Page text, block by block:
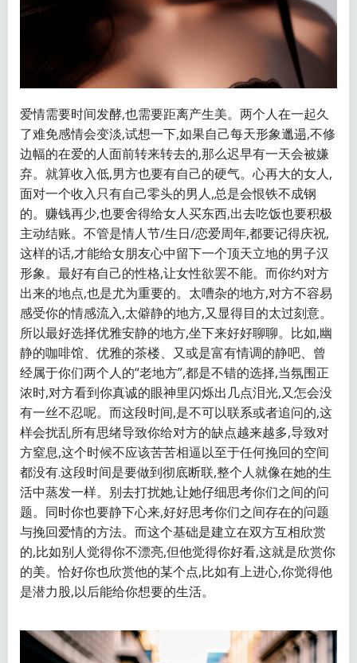
爱情需要时间发酵,也需要距离产生美。两个人在一起久
了难免感情会变淡,试想一下,如果自己每天形象邋遢,不修
边幅的在爱的人面前转来转去的,那么迟早有一天会被嫌
弃。就算收入低,男方也要有自己的硬气。心再大的女人,
面对一个收入只有自己零头的男人,总是会恨铁不成钢
的。赚钱再少,也要舍得给女人买东西,出去吃饭也要积极
主动结账。不管是情人节/生日/恋爱周年,都要记得庆祝,
这样的话,才能给女朋友心中留下一个顶天立地的男子汉
形象。最好有自己的性格,让女性欲罢不能。而你约对方
出来的地点,也是尤为重要的。太嘈杂的地方,对方不容易
感受你的情感流入,太僻静的地方,又显得目的太过刻意。
所以最好选择优雅安静的地方,坐下来好好聊聊。比如,幽
静的咖啡馆、优雅的茶楼、又或是富有情调的静吧、曾
经属于你们两个人的“老地方”,都是不错的选择,当氛围正
浓时,对方看到你真诚的眼神里闪烁出几点泪光,又怎会没
有一丝不忍呢。而这段时间,是不可以联系或者追问的,这
样会扰乱所有思绪导致你给对方的缺点越来越多,导致对
方窒息,这个时候不应该苦苦相逼以至于任何挽回的空间
都没有.这段时间是要做到彻底断联,整个人就像在她的生
活中蒸发一样。别去打扰她,让她仔细思考你们之间的问
题。同时你也要静下心来,好好思考你们之间存在的问题
与挽回爱情的方法。而这个基础是建立在双方互相欣赏
的,比如别人觉得你不漂亮,但他觉得你好看,这就是欣赏你
的美。恰好你也欣赏他的某个点,比如有上进心,你觉得他
是潜力股,以后能给你想要的生活。